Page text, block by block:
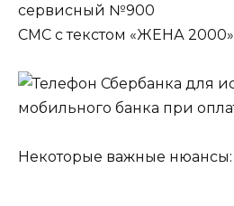
сервисный №900
СМС с текстом «ЖЕНА
Некоторые важные нюансы: